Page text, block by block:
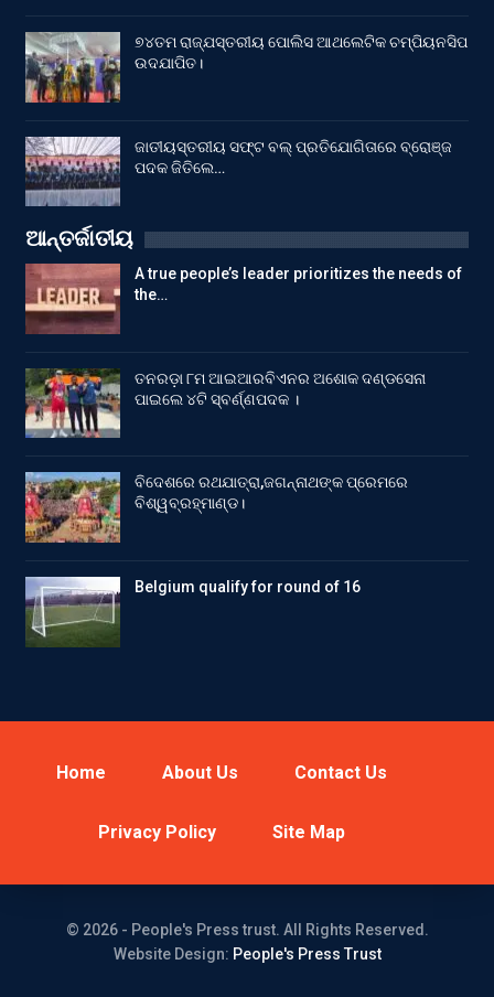
୭୪ତମ ରାଜ୍ଯସ୍ତରୀୟ ପୋଲିସ ଆଥଲେଟିକ ଚମ୍ପିୟନସିପ
ଉଦଯାପିତ।
ଜାତୀୟସ୍ତରୀୟ ସଫ୍ଟ ବଲ୍ ପ୍ରତିଯୋଗିତାରେ ବ୍ରୋଞ୍ଜ
ପଦକ ଜିତିଲେ…
ଆନ୍ତର୍ଜାତୀୟ
A true people’s leader prioritizes the needs of
the…
ତନରଡ଼ା ୮ମ ଆଇଆରବିଏନର ଅଶୋକ ଦଣ୍ଡସେନା
ପାଇଲେ ୪ଟି ସ୍ବର୍ଣ୍ଣପଦକ ।
ବିଦେଶରେ ରଥଯାତ୍ରା,ଜଗନ୍ନାଥଙ୍କ ପ୍ରେମରେ
ବିଶ୍ୱବ୍ରହ୍ମାଣ୍ଡ।
Belgium qualify for round of 16
Home About Us Contact Us
Privacy Policy Site Map
© 2026 - People's Press trust. All Rights Reserved.
Website Design: People's Press Trust